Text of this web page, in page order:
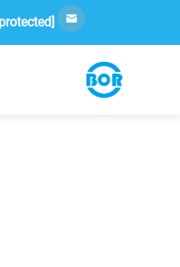
[email protected]